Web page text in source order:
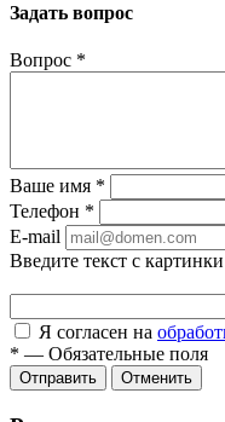
Задать вопрос
Вопрос *
Ваше имя *
Телефон *
E-mail
Введите текст с картинки
Я согласен на
* — Обязательные поля
Отправить Отменить